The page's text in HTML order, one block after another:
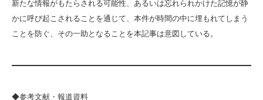
新たな情報がもたらされる可能性、あるいは忘れられかけた記憶が静
かに呼び起こされることを通じて、本件が時間の中に埋もれてしまう
ことを防ぐ、その一助となることを本記事は意図している。
◆参考文献・報道資料